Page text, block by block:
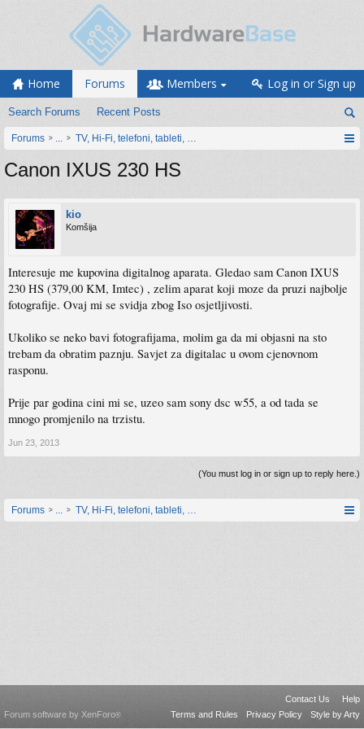
Home Forums
Search Forums Recent Posts
Members Log in or Sign up
Forums ... TV, Hi-Fi, telefoni, tableti, satovi, IoT oprema
Canon IXUS 230 HS
kio
Komšija
Interesuje me kupovina digitalnog aparata. Gledao sam Canon IXUS
230 HS (379,00 KM, Imtec) , zelim aparat koji moze da pruzi najbolje
fotografije. Ovaj mi se svidja zbog Iso osjetljivosti.
Ukoliko se neko bavi fotografijama, molim ga da mi objasni na sto
trebam da obratim paznju. Savjet za digitalac u ovom cjenovnom
rasponu.
Prije par godina cini mi se, uzeo sam sony dsc w55, a od tada se
mnogo promjenilo na trzistu.
Jun 23, 2013
(You must log in or sign up to reply here.)
Forums ... TV, Hi-Fi, telefoni, tableti, satovi, IoT oprema
Contact Us
Help
Terms and Rules
Privacy Policy Style by Arty
Forum software by XenForo®